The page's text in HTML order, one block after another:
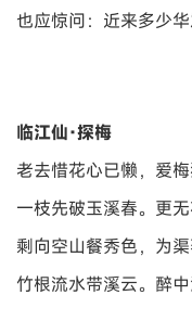
也应惊问：近来多少华
临江仙·探梅
老去惜花心已懒，爱梅
一枝先破玉溪春。更
剩向空山餐秀色，为渠
竹根流水带溪云。醉